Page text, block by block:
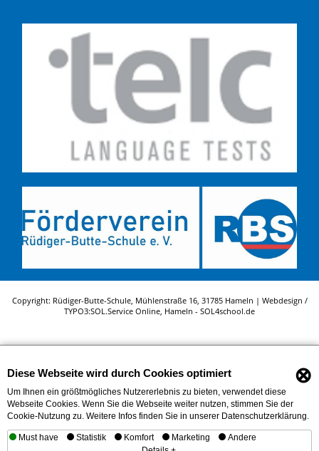
Copyright: Rüdiger-Butte-Schule, Mühlenstraße 16, 31785 Hameln | Webdesign /
TYPO3:SOL.Service Online, Hameln - SOL4school.de
Diese Webseite wird durch Cookies optimiert ⊗
Um Ihnen ein größtmögliches Nutzererlebnis zu bieten, verwendet diese
Webseite Cookies. Wenn Sie die Webseite weiter nutzen, stimmen Sie der
Cookie-Nutzung zu. Weitere Infos finden Sie in unserer Datenschutzerklärung.
Must have Statistik Komfort Marketing
Andere